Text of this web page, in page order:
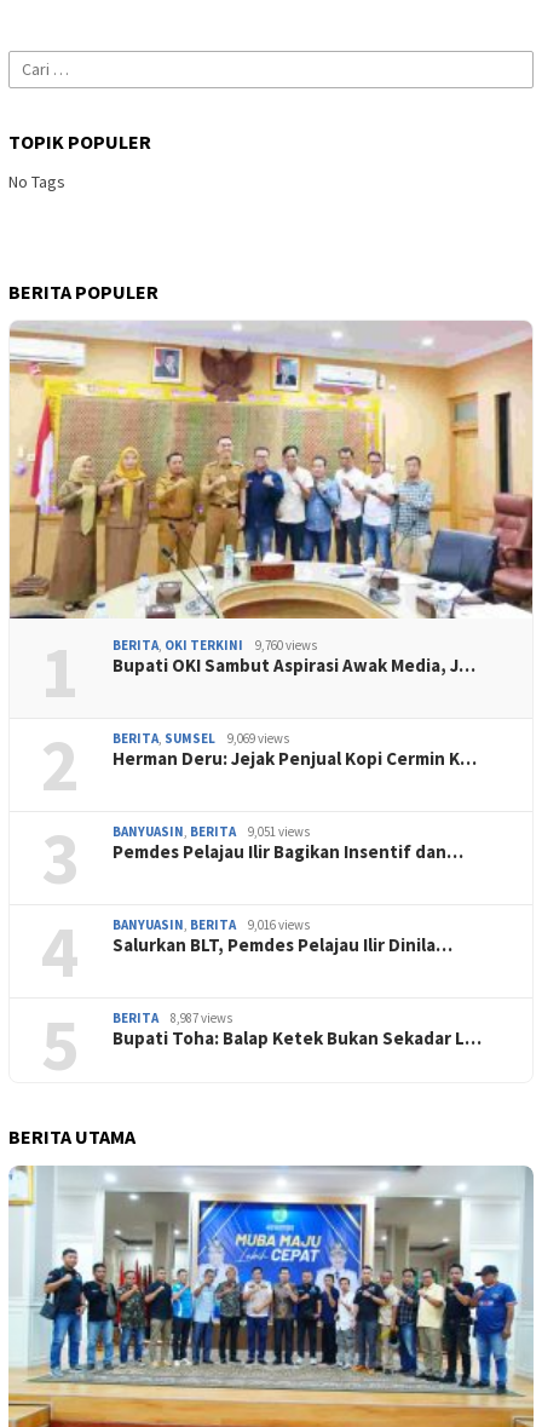
Cari
untuk:
TOPIK POPULER
No Tags
BERITA POPULER
1 BERITA OKI TERKINI 9,760 views
Bupati OKI Sambut Aspirasi Awak Media, J…
2 BERITA SUMSEL 9,069 views
Herman Deru: Jejak Penjual Kopi Cermin K…
3 BANYUASIN BERITA 9,051 views
Pemdes Pelajau Ilir Bagikan Insentif dan…
4 BANYUASIN BERITA 9,016 views
Salurkan BLT, Pemdes Pelajau Ilir Dinila…
5 BERITA 8,987 views
Bupati Toha: Balap Ketek Bukan Sekadar L…
BERITA UTAMA